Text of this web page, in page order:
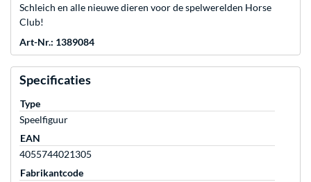
Schleich en alle nieuwe dieren voor de spelwerelden Horse
Club!
Art-Nr.: 1389084
Specificaties
Type
Speelfiguur
EAN
4055744021305
Fabrikantcode